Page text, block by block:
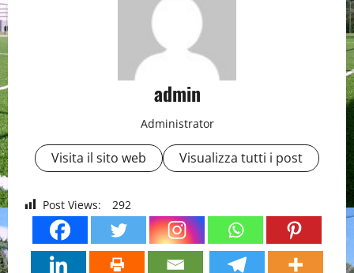
admin
Administrator
Visita il sito web Visualizza tutti i post
Post Views: 292